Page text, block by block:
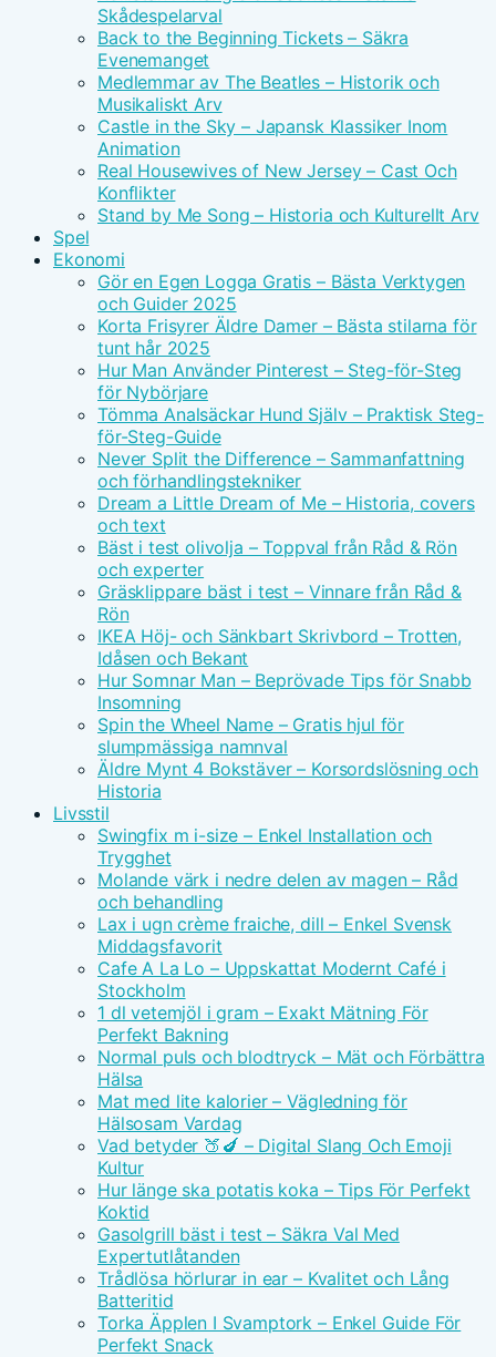
Skådespelarval
Back to the Beginning Tickets – Säkra
Evenemanget
Medlemmar av The Beatles – Historik och
Musikaliskt Arv
Castle in the Sky – Japansk Klassiker Inom
Animation
Real Housewives of New Jersey – Cast Och
Konflikter
Stand by Me Song – Historia och Kulturellt Arv
Spel
Ekonomi
Gör en Egen Logga Gratis – Bästa Verktygen
och Guider 2025
Korta Frisyrer Äldre Damer – Bästa stilarna för
tunt hår 2025
Hur Man Använder Pinterest – Steg-för-Steg
för Nybörjare
Tömma Analsäckar Hund Själv – Praktisk Steg-
för-Steg-Guide
Never Split the Difference – Sammanfattning
och förhandlingstekniker
Dream a Little Dream of Me – Historia, covers
och text
Bäst i test olivolja – Toppval från Råd & Rön
och experter
Gräsklippare bäst i test – Vinnare från Råd &
Rön
IKEA Höj- och Sänkbart Skrivbord – Trotten,
Idåsen och Bekant
Hur Somnar Man – Beprövade Tips för Snabb
Insomning
Spin the Wheel Name – Gratis hjul för
slumpmässiga namnval
Äldre Mynt 4 Bokstäver – Korsordslösning och
Historia
Livsstil
Swingfix m i-size – Enkel Installation och
Trygghet
Molande värk i nedre delen av magen – Råd
och behandling
Lax i ugn crème fraiche, dill – Enkel Svensk
Middagsfavorit
Cafe A La Lo – Uppskattat Modernt Café i
Stockholm
1 dl vetemjöl i gram – Exakt Mätning För
Perfekt Bakning
Normal puls och blodtryck – Mät och Förbättra
Hälsa
Mat med lite kalorier – Vägledning för
Hälsosam Vardag
Vad betyder 🍑🍆 – Digital Slang Och Emoji
Kultur
Hur länge ska potatis koka – Tips För Perfekt
Koktid
Gasolgrill bäst i test – Säkra Val Med
Expertutlåtanden
Trådlösa hörlurar in ear – Kvalitet och Lång
Batteritid
Torka Äpplen I Svamptork – Enkel Guide För
Perfekt Snack